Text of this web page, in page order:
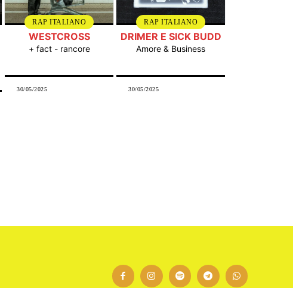
RAP ITALIANO
WESTCROSS
+ fact - rancore
30/05/2025
RAP ITALIANO
DRIMER E SICK BUDD
Amore & Business
30/05/2025